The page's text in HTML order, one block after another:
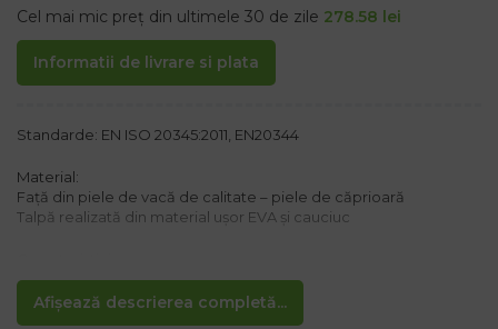
Cel mai mic preț din ultimele 30 de zile 278.58 lei
Informatii de livrare si plata
Afișează descrierea completă...
Standarde: EN ISO 20345:2011, EN20344
Material:
Față din piele de vacă de calitate – piele de căprioară
Talpă realizată din material ușor EVA și cauciuc
– Talpă anti-alunecare
– Rezistent la ulei și benzină
– Antistatic